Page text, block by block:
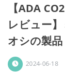
【ADA
レビュー
オシの製品
2024-06-18